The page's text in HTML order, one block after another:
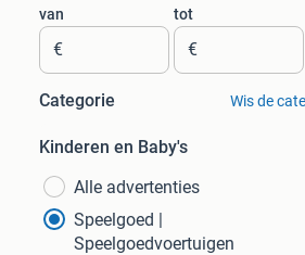
van
€
tot
€
Categorie Wis de
Kinderen en Baby's
Alle advertenties
Speelgoed |
Speelgoedvoertuigen